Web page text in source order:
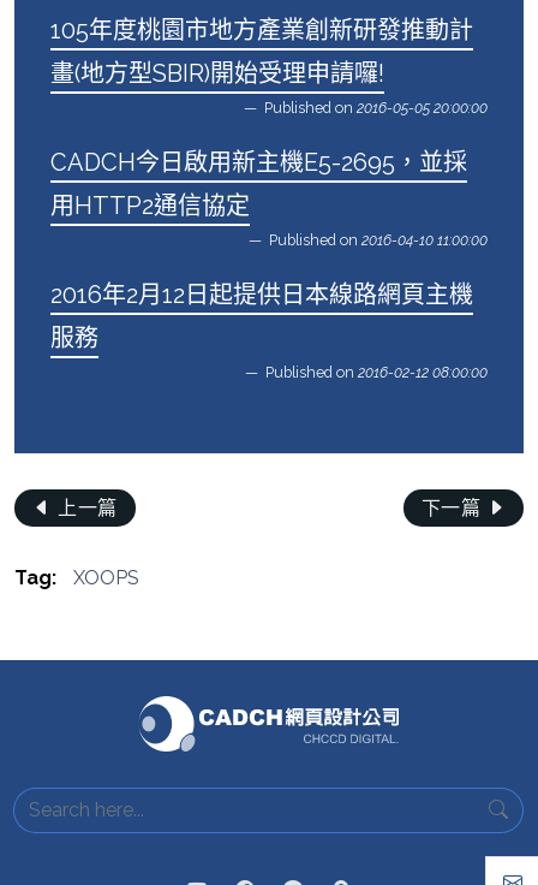
105年度桃園市地方產業創新研發推動計
畫(地方型SBIR)開始受理申請囉!
Published on 2016-05-05 20:00:00
CADCH今日啟用新主機E5-2695，並採
用HTTP2通信協定
Published on 2016-04-10 11:00:00
2016年2月12日起提供日本線路網頁主機
服務
Published on 2016-02-12 08:00:00
上一篇 下一篇
Tag: XOOPS